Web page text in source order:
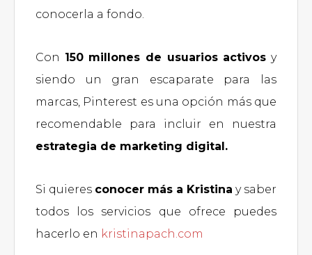
conocerla a fondo.
Con 150 millones de usuarios activos y
siendo un gran escaparate para las
marcas, Pinterest es una opción más que
recomendable para incluir en nuestra
estrategia de marketing digital.
Si quieres conocer más a Kristina y saber
todos los servicios que ofrece puedes
hacerlo en kristinapach.com